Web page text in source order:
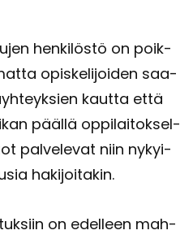
hen­ki­lös­tö on poik­
opis­ke­li­joi­den saa­
kaut­ta että
pääl­lä op­pi­lai­tok­sel­
pal­ve­le­vat niin ny­kyi­
ha­ki­joi­ta­kin.
on edel­leen mah­